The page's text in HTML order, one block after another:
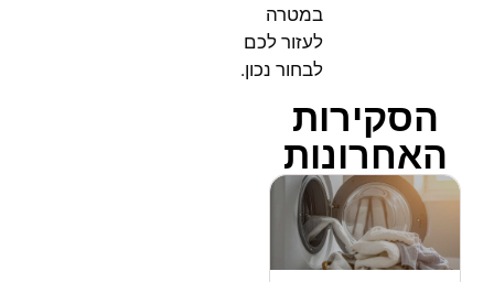
במטרה
לעזור לכם
לבחור נכון.
הסקירות
האחרונות